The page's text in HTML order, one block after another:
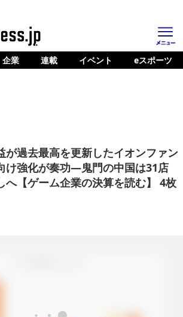
企業 連載 イベント eスポーツ
が過去最高を更新したイオンファン
け強化が奏功―鬼門の中国は31店
へ【ゲーム企業の決算を読む】 4枚